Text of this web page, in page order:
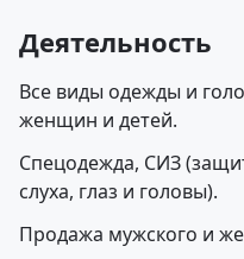
Деятельность
Все виды одежды и
женщин и детей.
Спецодежда, СИЗ
слуха, глаз и головы).
Продажа мужского и